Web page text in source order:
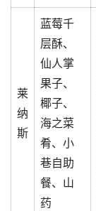
莱
纳
斯
蓝莓千
层酥、
仙人掌
果子、
椰子、
海之菜
肴、小
巷自助
餐、山
药